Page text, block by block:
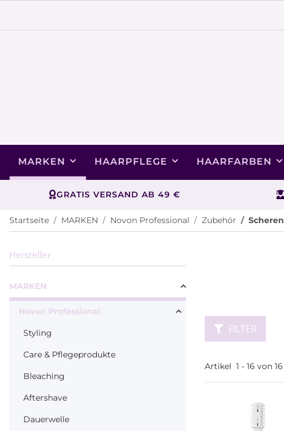
MARKEN HAARPFLEGE HAARFARBEN
GRATIS VERSAND AB 49 €
Startseite MARKEN Novon Professional Zubehör Scheren
FILTER
Artikel 1 - 16 von 16
Hersteller
MARKEN
Novon Professional
Styling
Care & Pflegeprodukte
Bleaching
Aftershave
Dauerwelle